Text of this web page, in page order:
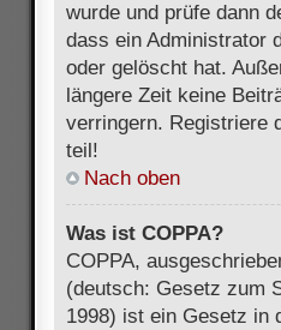
wurde und prüfe dann
dass ein Administrator
oder gelöscht hat.
längere Zeit keine
verringern. Registriere
teil!
Nach oben
Was ist COPPA?
COPPA,
(deutsch: Gesetz zum
1998) ist ein Gesetz in